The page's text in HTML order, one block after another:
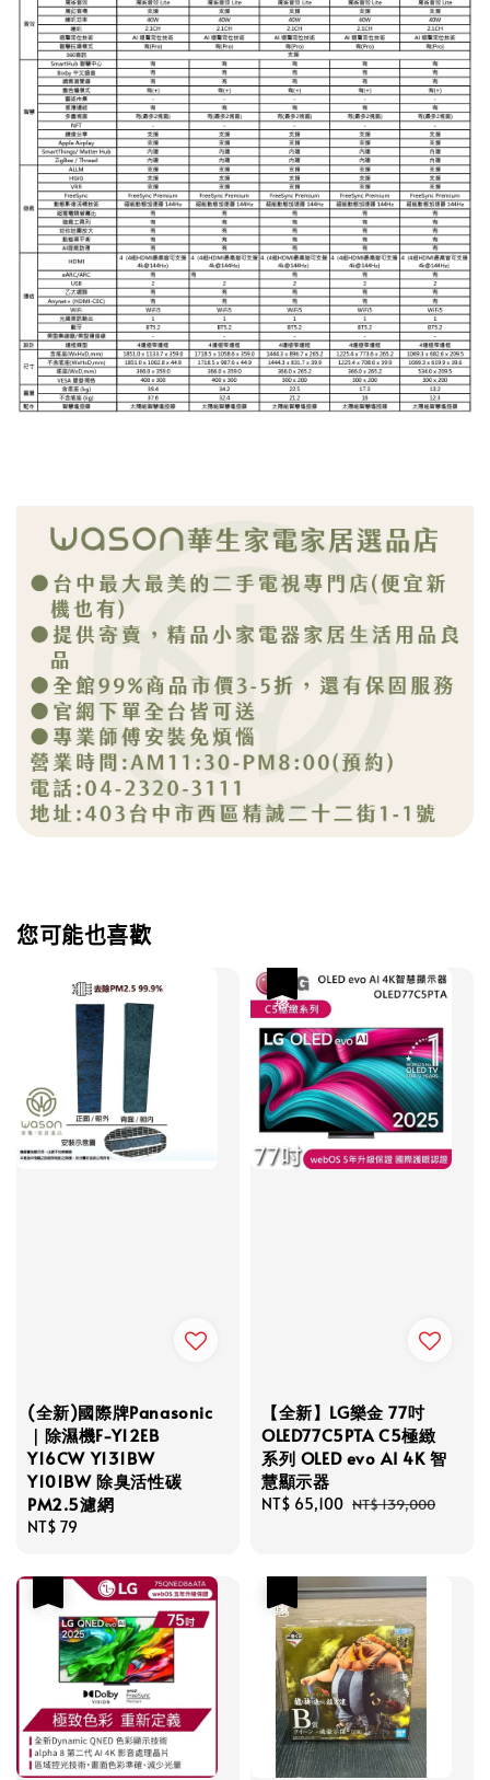
您可能也喜歡
(全新)國際牌Panasonic
｜除濕機F-Y12EB
Y16CW Y131BW
Y101BW 除臭活性碳
PM2.5濾網
Regular
NT$ 79
【全新】LG樂金 77吋
OLED77C5PTA C5極緻
系列 OLED evo AI 4K 智
慧顯示器
Sale
NT$ 65,100 Regular
NT$ 139,000